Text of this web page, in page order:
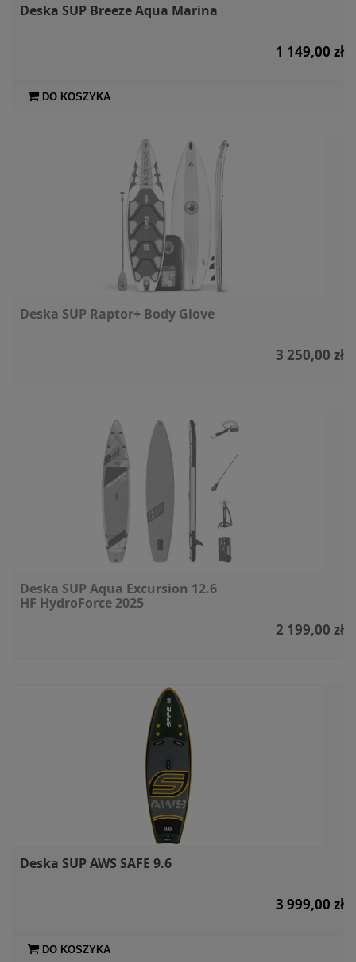
Deska SUP Breeze Aqua Marina
1 149,00 zł
DO KOSZYKA
Deska SUP Raptor+ Body Glove
3 250,00 zł
Deska SUP Aqua Excursion 12.6
HF HydroForce 2025
2 199,00 zł
Deska SUP AWS SAFE 9.6
3 999,00 zł
DO KOSZYKA